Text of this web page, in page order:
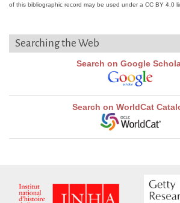
of this bibliographic record may be used under a CC BY 4.0
Searching the Web
Search on Google
Search on WorldCat